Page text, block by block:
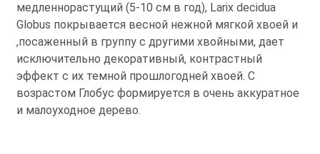
медленнорастущий (5-10 см в год), Larix decidua
Globus покрывается весной нежной мягкой хвоей и
,посаженный в группу с другими хвойными, дает
исключительно декоративный, контрастный
эффект с их темной прошлогодней хвоей. С
возрастом Глобус формируется в очень аккуратное
и малоуходное дерево.